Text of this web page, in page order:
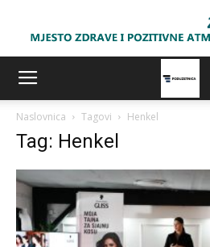
Naslovnica Tagovi Henkel
Tag: Henkel